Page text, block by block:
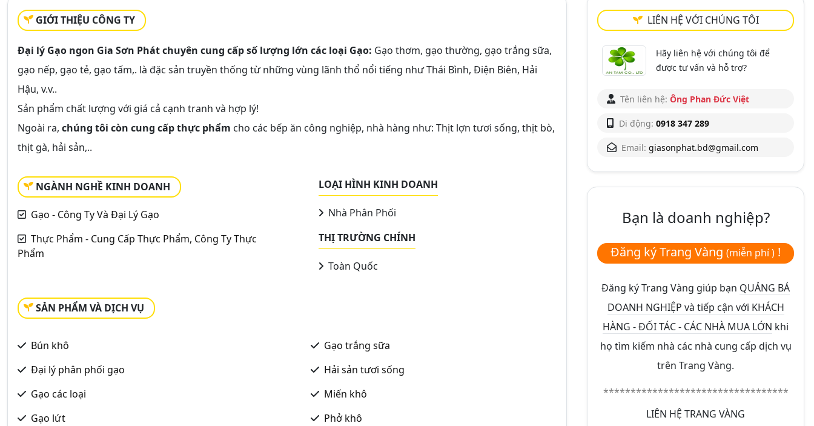
GIỚI THIỆU CÔNG TY
Đại lý Gạo ngon Gia Sơn Phát chuyên cung cấp số lượng lớn các loại Gạo: Gạo thơm, gạo thường, gạo trắng sữa,
gạo nếp, gạo tẻ, gạo tấm,. là đặc sản truyền thống từ những vùng lãnh thổ nổi tiếng như Thái Bình, Điện Biên, Hải
Hậu, v.v..
Sản phẩm chất lượng với giá cả cạnh tranh và hợp lý!
Ngoài ra, chúng tôi còn cung cấp thực phẩm cho các bếp ăn công nghiệp, nhà hàng như: Thịt lợn tươi sống, thịt bò,
thịt gà, hải sản,..
NGÀNH NGHỀ KINH DOANH
Gạo - Công Ty Và Đại Lý Gạo
Thực Phẩm - Cung Cấp Thực Phẩm, Công Ty Thực
Phẩm
LOẠI HÌNH KINH DOANH
Nhà Phân Phối
THỊ TRƯỜNG CHÍNH
Toàn Quốc
SẢN PHẨM VÀ DỊCH VỤ
Bún khô
Đại lý phân phối gạo
Gạo các loại
Gạo lứt
Gạo trắng sữa
Hải sản tươi sống
Miến khô
Phở khô
LIÊN HỆ VỚI CHÚNG TÔI
Hãy liên hệ với chúng tôi để
được tư vấn và hỗ trợ?
Tên liên hệ: Ông Phan Đức Việt
Di động: 0918 347 289
Email: giasonphat.bd@gmail.com
Bạn là doanh nghiệp?
Đăng ký Trang Vàng (miễn phí ) !
Đăng ký Trang Vàng giúp bạn QUẢNG BÁ
DOANH NGHIỆP và tiếp cận với KHÁCH
HÀNG - ĐỐI TÁC - CÁC NHÀ MUA LỚN khi
họ tìm kiếm nhà các nhà cung cấp dịch vụ
trên Trang Vàng.
**********************************
LIÊN HỆ TRANG VÀNG